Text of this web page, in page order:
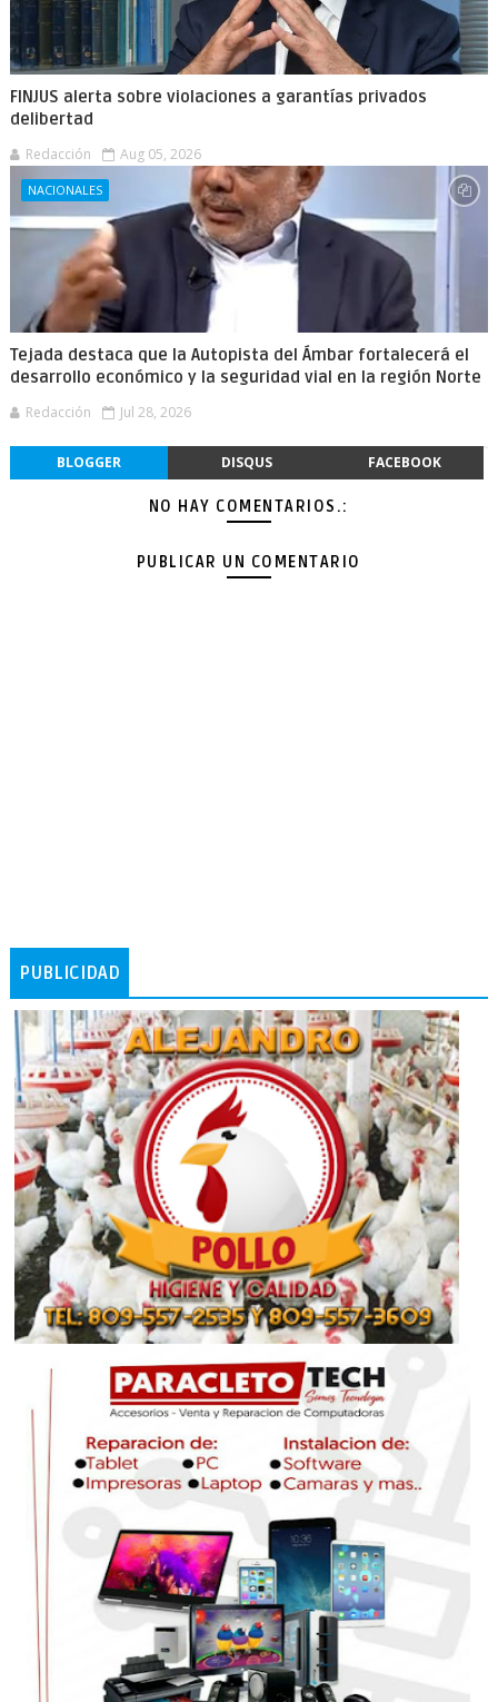
FINJUS alerta sobre violaciones a garantías privados
delibertad
Redacción Aug 05, 2026
NACIONALES
Tejada destaca que la Autopista del Ámbar fortalecerá el
desarrollo económico y la seguridad vial en la región Norte
Redacción Jul 28, 2026
BLOGGER DISQUS FACEBOOK
NO HAY COMENTARIOS.:
PUBLICAR UN COMENTARIO
PUBLICIDAD